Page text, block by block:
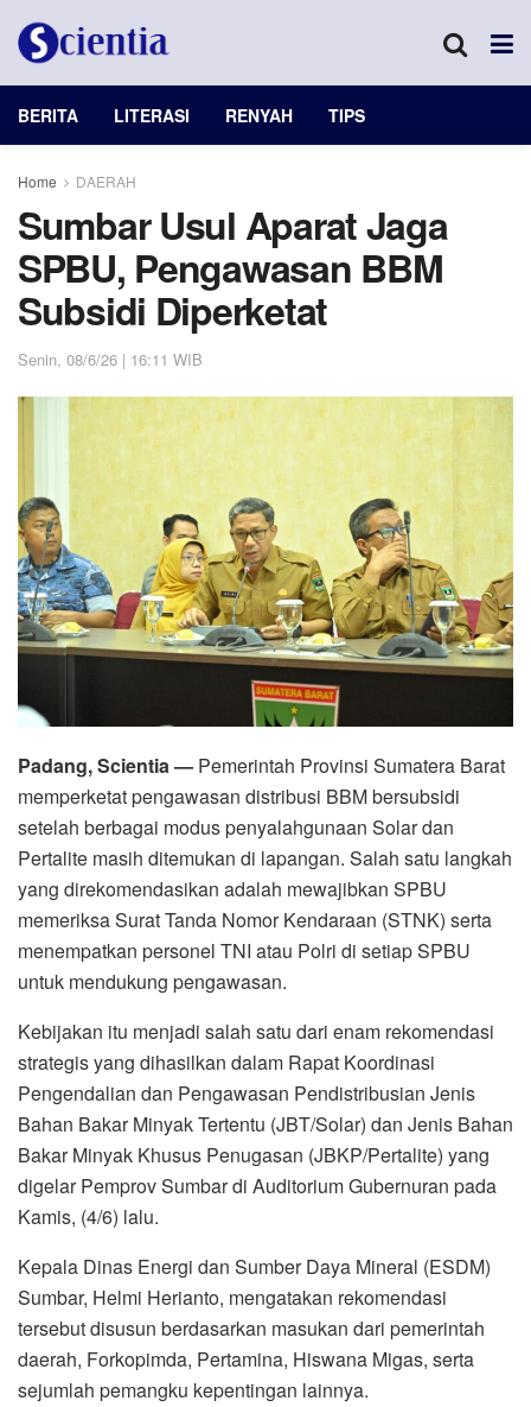
BERITA LITERASI RENYAH TIPS
Home DAERAH
Sumbar Usul Aparat Jaga
SPBU, Pengawasan BBM
Subsidi Diperketat
Senin, 08/6/26 | 16:11 WIB
Padang, Scientia — Pemerintah Provinsi Sumatera Barat
memperketat pengawasan distribusi BBM bersubsidi
setelah berbagai modus penyalahgunaan Solar dan
Pertalite masih ditemukan di lapangan. Salah satu langkah
yang direkomendasikan adalah mewajibkan SPBU
memeriksa Surat Tanda Nomor Kendaraan (STNK) serta
menempatkan personel TNI atau Polri di setiap SPBU
untuk mendukung pengawasan.
Kebijakan itu menjadi salah satu dari enam rekomendasi
strategis yang dihasilkan dalam Rapat Koordinasi
Pengendalian dan Pengawasan Pendistribusian Jenis
Bahan Bakar Minyak Tertentu (JBT/Solar) dan Jenis Bahan
Bakar Minyak Khusus Penugasan (JBKP/Pertalite) yang
digelar Pemprov Sumbar di Auditorium Gubernuran pada
Kamis, (4/6) lalu.
Kepala Dinas Energi dan Sumber Daya Mineral (ESDM)
Sumbar, Helmi Herianto, mengatakan rekomendasi
tersebut disusun berdasarkan masukan dari pemerintah
daerah, Forkopimda, Pertamina, Hiswana Migas, serta
sejumlah pemangku kepentingan lainnya.